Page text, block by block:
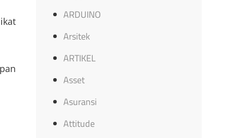
ARDUINO
Arsitek
ARTIKEL
Asset
Asuransi
Attitude